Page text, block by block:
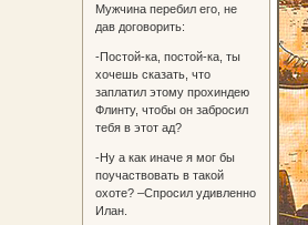
Мужчина перебил его, не
дав договорить:
-Постой-ка, постой-ка, ты
хочешь сказать, что
заплатил этому прохиндею
Флинту, чтобы он забросил
тебя в этот ад?
-Ну а как иначе я мог бы
поучаствовать в такой
охоте? –Спросил удивленно
Илан.